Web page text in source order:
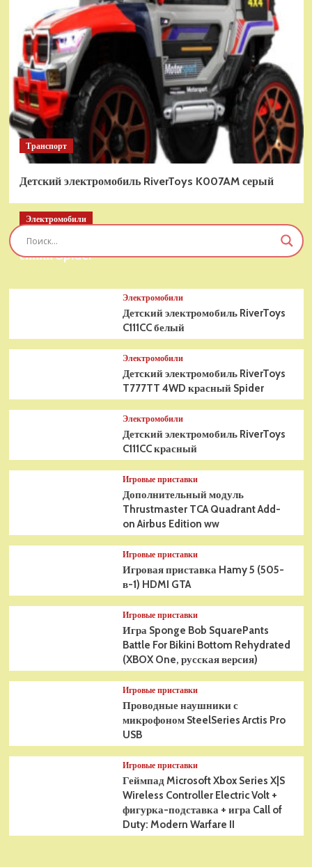
Транспорт
Детский электромобиль RiverToys K007AM серый
Электромобили
Детский электромобиль RiverToys T777TT 4WD
синий Spider
Электромобили
Детский электромобиль RiverToys
C111CC белый
Электромобили
Детский электромобиль RiverToys
T777TT 4WD красный Spider
Электромобили
Детский электромобиль RiverToys
C111CC красный
Игровые приставки
Дополнительный модуль
Thrustmaster TCA Quadrant Add-
on Airbus Edition ww
Игровые приставки
Игровая приставка Hamy 5 (505-
в-1) HDMI GTA
Игровые приставки
Игра Sponge Bob SquarePants
Battle For Bikini Bottom Rehydrated
(XBOX One, русская версия)
Игровые приставки
Проводные наушники с
микрофоном SteelSeries Arctis Pro
USB
Игровые приставки
Геймпад Microsoft Xbox Series X|S
Wireless Controller Electric Volt +
фигурка-подставка + игра Call of
Duty: Modern Warfare II